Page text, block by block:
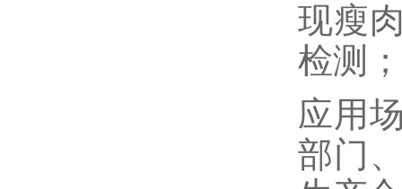
现瘦
检测；
应用
部门